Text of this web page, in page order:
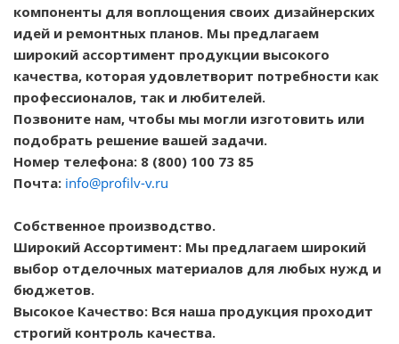
компоненты для воплощения своих дизайнерских
идей и ремонтных планов. Мы предлагаем
широкий ассортимент продукции высокого
качества, которая удовлетворит потребности как
профессионалов, так и любителей.
Позвоните нам, чтобы мы могли изготовить или
подобрать решение вашей задачи.
Номер телефона: 8 (800) 100 73 85
Почта: info@profilv-v.ru
Собственное производство.
Широкий Ассортимент: Мы предлагаем широкий
выбор отделочных материалов для любых нужд и
бюджетов.
Высокое Качество: Вся наша продукция проходит
строгий контроль качества.